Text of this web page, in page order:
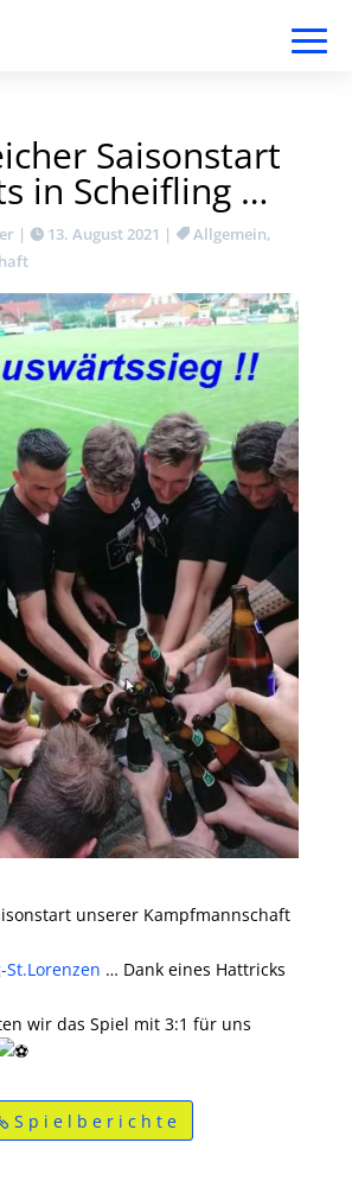
Saisonstart
in Scheifling …
| 13. August 2021 | Allgemein,
unserer Kampfmannschaft
St.Lorenzen … Dank eines Hattricks
wir das Spiel mit 3:1 für uns
Spielberichte